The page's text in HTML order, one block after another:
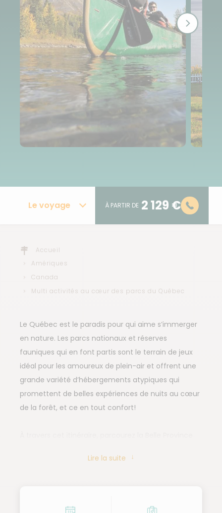
Le voyage À PARTIR DE 2 129 €
Accueil
Amériques
Canada
Multi activités au cœur des parcs du Québec
Le Québec est le paradis pour qui aime s’immerger
en nature. Les parcs nationaux et réserves
fauniques qui en font partis sont le terrain de jeux
idéal pour les amoureux de plein-air et offrent une
grande variété d’hébergements atypiques qui
promettent de belles expériences de nuits au cœur
de la forêt, et ce en tout confort!
à-camper, partez sur les lacs en canot, roulez en
des paysages époustouflants du fjord et des Hautes
Lire la suite